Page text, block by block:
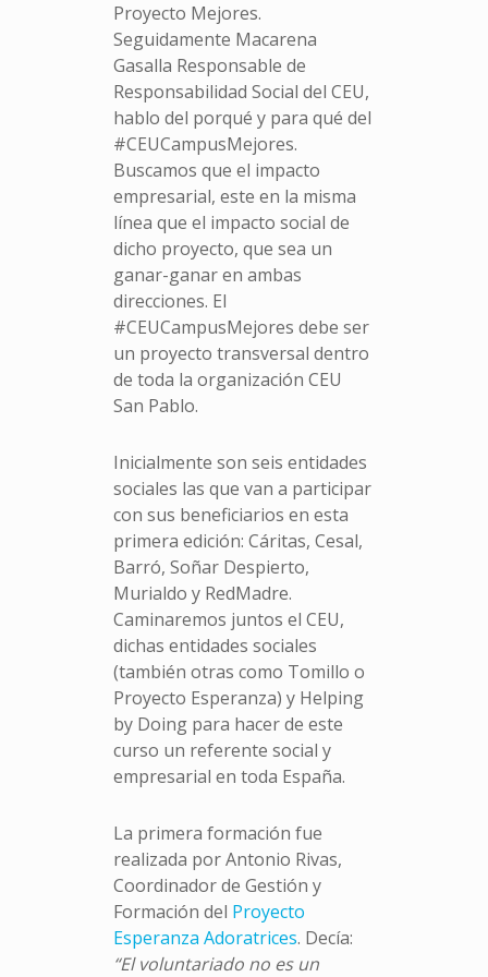
Proyecto Mejores.
Seguidamente Macarena
Gasalla Responsable de
Responsabilidad Social del CEU,
hablo del porqué y para qué del
#CEUCampusMejores.
Buscamos que el impacto
empresarial, este en la misma
línea que el impacto social de
dicho proyecto, que sea un
ganar-ganar en ambas
direcciones. El
#CEUCampusMejores debe ser
un proyecto transversal dentro
de toda la organización CEU
San Pablo.
Inicialmente son seis entidades
sociales las que van a participar
con sus beneficiarios en esta
primera edición: Cáritas, Cesal,
Barró, Soñar Despierto,
Murialdo y RedMadre.
Caminaremos juntos el CEU,
dichas entidades sociales
(también otras como Tomillo o
Proyecto Esperanza) y Helping
by Doing para hacer de este
curso un referente social y
empresarial en toda España.
La primera formación fue
realizada por Antonio Rivas,
Coordinador de Gestión y
Formación del Proyecto
Esperanza Adoratrices. Decía:
“El voluntariado no es un